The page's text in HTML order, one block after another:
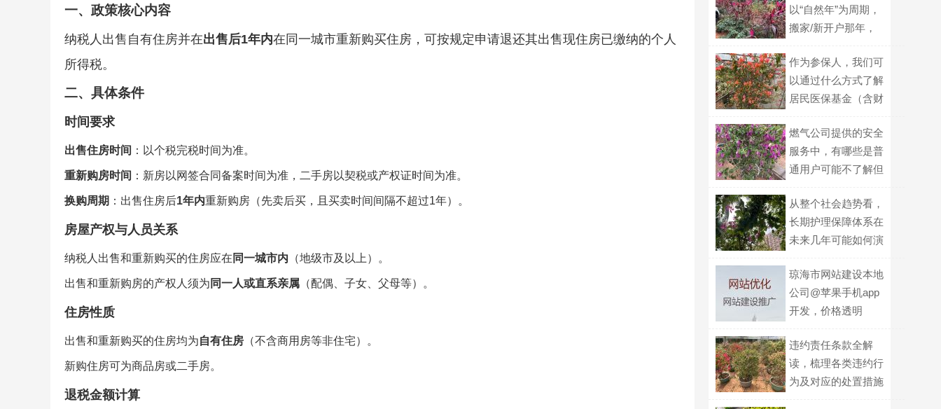
一、政策核心内容
纳税人出售自有住房并在出售后1年内在同一城市重新购买住房，可按规定申请退还其出售现住房已缴纳的个人
所得税。
二、具体条件
时间要求
出售住房时间 ：以个税完税时间为准。
重新购房时间 ：新房以网签合同备案时间为准，二手房以契税或产权证时间为准。
换购周期 ：出售住房后1年内重新购房（先卖后买，且买卖时间间隔不超过1年）。
房屋产权与人员关系
纳税人出售和重新购买的住房应在 同一城市内 （地级市及以上）。
出售和重新购房的产权人须为 同一人或直系亲属 （配偶、子女、父母等）。
住房性质
出售和重新购买的住房均为自有住房 （不含商用房等非住宅）。
新购住房可为商品房或二手房。
退税金额计算
以“自然年”为周期，
搬家/新开户那年，
吗？
作为参保人，我们可
以通过什么方式了解
居民医保基金（含财
况？
燃气公司提供的安全
服务中，有哪些是普
通用户可能不了解但
从整个社会趋势看，
长期护理保障体系在
未来几年可能如何演
琼海市网站建设本地
公司@苹果手机app
开发，价格透明
违约责任条款全解
读，梳理各类违约行
为及对应的处置措施